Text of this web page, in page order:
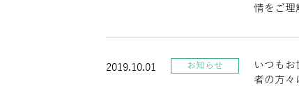
情をご理
2019.10.01 お知らせ
いつも
者の方々